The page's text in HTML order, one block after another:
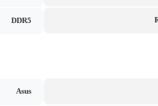
DDR5
Asus